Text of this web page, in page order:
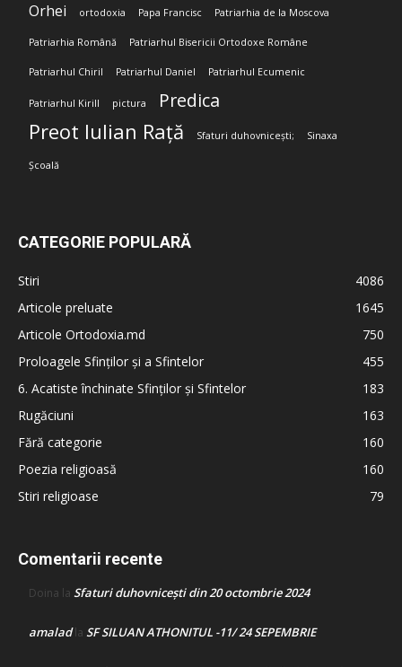
Orhei ortodoxia Papa Francisc Patriarhia de la Moscova
Patriarhia Română Patriarhul Bisericii Ortodoxe Române
Patriarhul Chiril Patriarhul Daniel Patriarhul Ecumenic
Patriarhul Kirill pictura Predica
Preot Iulian Rață Sfaturi duhovnicești; Sinaxa
Școală
CATEGORIE POPULARĂ
Stiri
4086
Articole preluate
1645
Articole Ortodoxia.md
750
Proloagele Sfinților și a Sfintelor
455
6. Acatiste închinate Sfinților și Sfintelor
183
Rugăciuni
163
Fără categorie
160
Poezia religioasă
160
Stiri religioase
79
Comentarii recente
Doina la Sfaturi duhovnicești din 20 octombrie 2024
amaladla SF SILUAN ATHONITUL -11/ 24 SEPEMBRIE